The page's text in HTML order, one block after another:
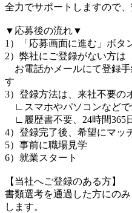
全力でサポートしますので
▼応募後の流れ▼
1）「応募画面に進む」ボタ
2）弊社にご登録がない方は
お電話かメールにて登録手
す
3）登録方法は、来社不要の
∟スマホやパソコンなどで
∟履歴書不要、24時間365
4）登録完了後、希望にマッ
5）事前に職場見学
6）就業スタート
【当社へご登録のある方】
書類選考を通過した方にの
します。